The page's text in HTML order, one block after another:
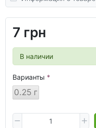
7 грн
В наличии
Варианты
0.25 г